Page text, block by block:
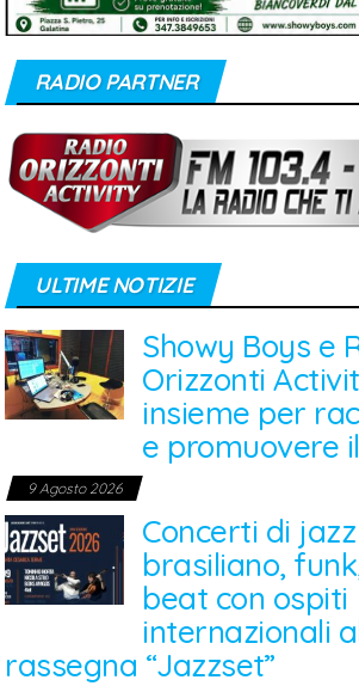
RADIO PARTNER
ULTIME NOTIZIE
Showy Boys e
Orizzonti
insieme per
e promuovere
9 Agosto 2026
Concerti di jazz
brasiliano,
beat con ospiti
internazionali
rassegna “Jazzset”